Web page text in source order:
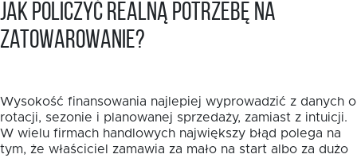
Jak policzyć realną potrzebę na
zatowarowanie?
Wysokość finansowania najlepiej wyprowadzić z danych o
rotacji, sezonie i planowanej sprzedaży, zamiast z intuicji.
W wielu firmach handlowych największy błąd polega na
tym, że właściciel zamawia za mało na start albo za dużo